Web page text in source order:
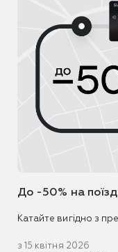
До -50% на
Катайте вигідно з
з 15 квітня 2026